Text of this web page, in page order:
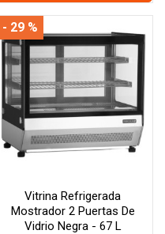
Vitrina Refrigerada
Mostrador 2 Puertas De
Vidrio Negra - 67 L
- 29 %